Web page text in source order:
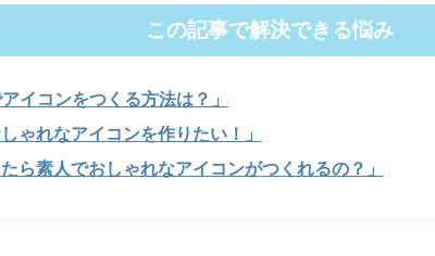
この記事で解決できる悩み
イコンをつくる方法は？」
しゃれなアイコンを作りたい！」
たら素人でおしゃれなアイコンがつくれるの？」